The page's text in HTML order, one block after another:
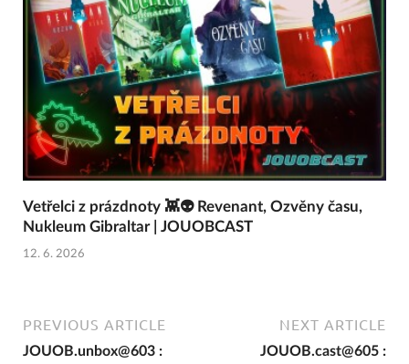
Vetřelci z prázdnoty 👾👽 Revenant, Ozvěny času,
Nukleum Gibraltar | JOUOBCAST
12. 6. 2026
PREVIOUS ARTICLE
JOUOB.unbox@603 :
NEXT ARTICLE
JOUOB.cast@605 :